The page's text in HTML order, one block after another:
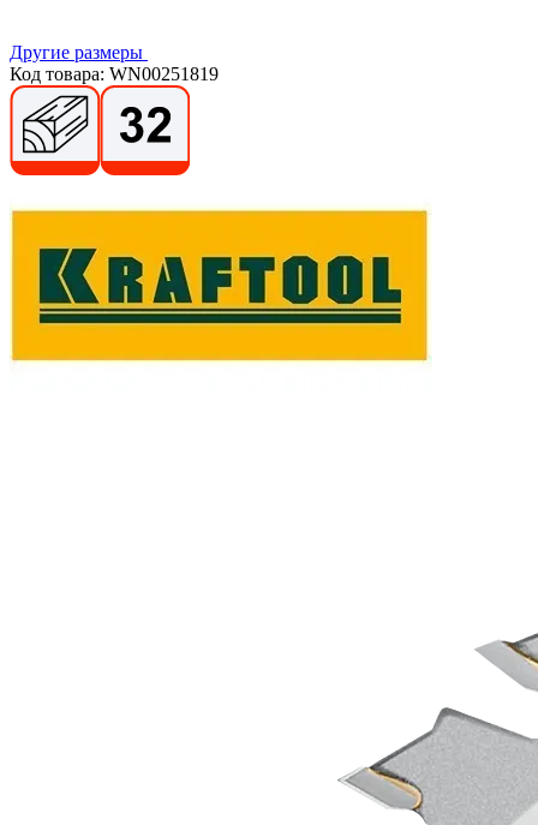
Другие размеры
Код товара: WN00251819